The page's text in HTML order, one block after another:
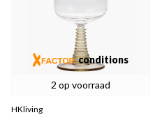
2 op voorraad
conditions
HKliving